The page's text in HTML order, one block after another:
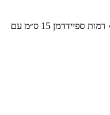
» דמות ספיידרמן 15 ס״מ עם